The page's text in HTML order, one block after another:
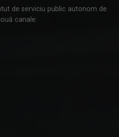
în ...
de serviciu public autonom de
canale: